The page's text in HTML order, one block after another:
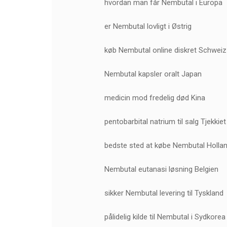
hvordan man får Nembutal i Europa
er Nembutal lovligt i Østrig
køb Nembutal online diskret Schweiz
Nembutal kapsler oralt Japan
medicin mod fredelig død Kina
pentobarbital natrium til salg Tjekkiet
bedste sted at købe Nembutal
Nembutal eutanasi løsning Belgien
sikker Nembutal levering til Tyskland
pålidelig kilde til Nembutal i Sydkorea